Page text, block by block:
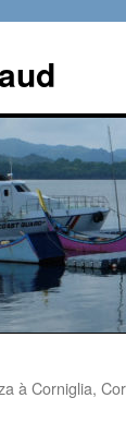
à Corniglia,